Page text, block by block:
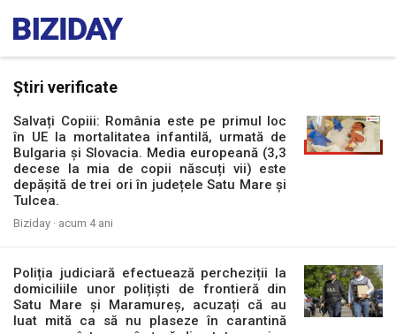
Știri verificate
Salvați Copiii: România este pe primul loc
în UE la mortalitatea infantilă, urmată de
Bulgaria și Slovacia. Media europeană (3,3
decese la mia de copii născuți vii) este
depășită de trei ori în județele Satu Mare și
Tulcea.
Biziday · acum 4 ani
Poliția judiciară efectuează percheziții la
domiciliile unor polițiști de frontieră din
Satu Mare și Maramureș, acuzați că au
luat mită ca să nu plaseze în carantină